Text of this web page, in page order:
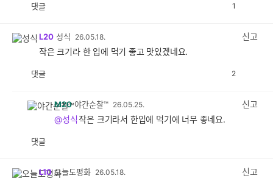
댓글 1
L20 성식 26.05.18.
신고
작은 크기라 한 입에 먹기 좋고 맛있겠네요.
댓글 2
M20 야간순찰™ 26.05.25.
신고
@성식 작은 크기라서 한입에 먹기에 너무 좋네요.
댓글
L10 오늘도평화 26.05.18.
신고